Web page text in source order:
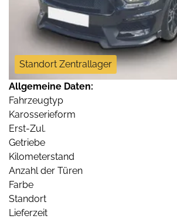
Standort Zentrallager
Allgemeine Daten:
Fahrzeugtyp
Karosserieform
Erst-Zul.
Getriebe
Kilometerstand
Anzahl der Türen
Farbe
Standort
Lieferzeit